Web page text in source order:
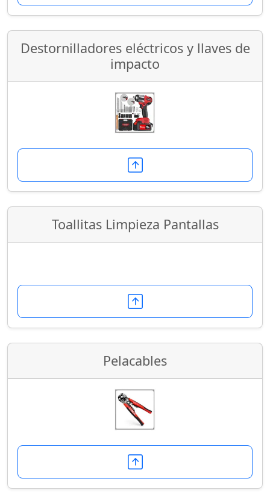
Destornilladores eléctricos y llaves de
impacto
Toallitas Limpieza Pantallas
Pelacables